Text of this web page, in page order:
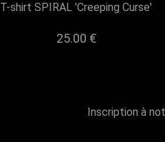
T-shirt SPIRAL 'Creeping Curse'
25.00 €
Inscription à